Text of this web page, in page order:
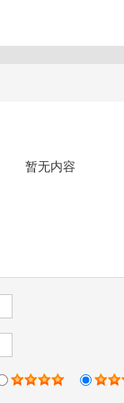
暂无内容